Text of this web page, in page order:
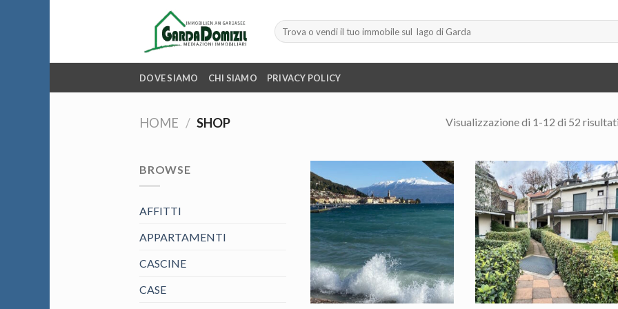
Cerca:
DOVE SIAMO CHI SIAMO PRIVACY POLICY
HOME / SHOP Visualizzazione di 1-12 di 52
BROWSE
AFFITTI
APPARTAMENTI
CASCINE
CASE